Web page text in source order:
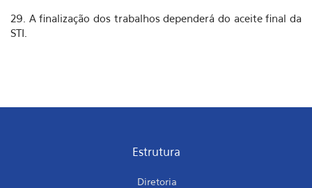
29. A finalização dos trabalhos dependerá do aceite final da
STI.
Estrutura
Diretoria